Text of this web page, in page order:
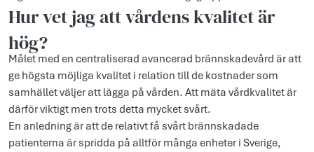
Hur vet jag att vårdens kvalitet är
hög?
Målet med en centraliserad avancerad brännskadevård är att
ge högsta möjliga kvalitet i relation till de kostnader som
samhället väljer att lägga på vården. Att mäta vårdkvalitet är
därför viktigt men trots detta mycket svårt.
En anledning är att de relativt få svårt brännskadade
patienterna är spridda på alltför många enheter i Sverige,